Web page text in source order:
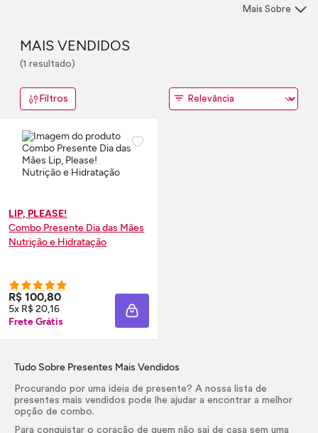
presenteado. São opções que combinam maquiagem, cuidados
Mais Sobre
MAIS VENDIDOS
(1 resultado)
Filtros
LIP, PLEASE!
Combo Presente Dia das Mães
Nutrição e Hidratação
R$ 100,80
5x R$ 20,16
Frete Grátis
ADICIONAR À SACOLA
Tudo Sobre Presentes Mais Vendidos
Procurando por uma ideia de presente? A nossa lista de
presentes mais vendidos pode lhe ajudar a encontrar a melhor
opção de combo.
Para conquistar o coração de quem não sai de casa sem uma